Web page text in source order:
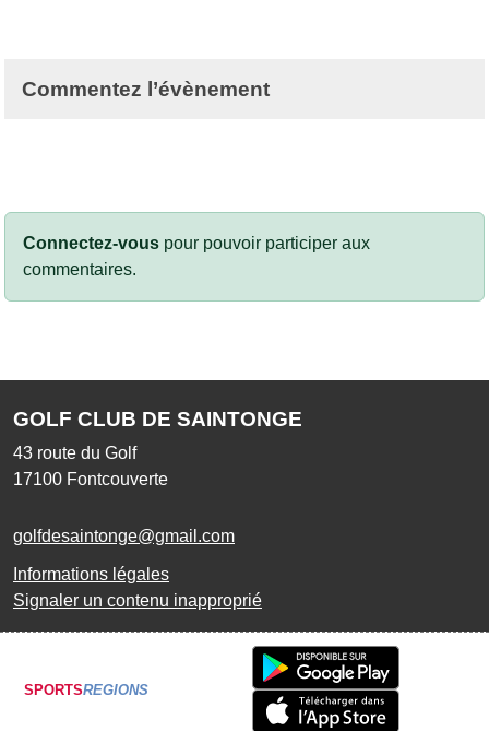
Commentez l’évènement
Connectez-vous pour pouvoir participer aux
commentaires.
GOLF CLUB DE SAINTONGE
43 route du Golf
17100 Fontcouverte
golfdesaintonge@gmail.com
Informations légales
Signaler un contenu inapproprié
SPORTSREGIONS